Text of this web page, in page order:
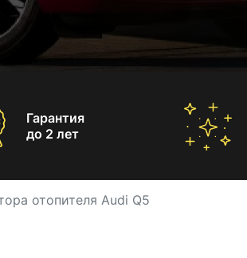
Гарантия
до 2 лет
отопителя Audi Q5